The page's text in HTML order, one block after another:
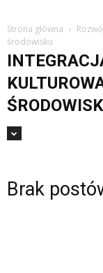
Strona główna
środowisku
Brak